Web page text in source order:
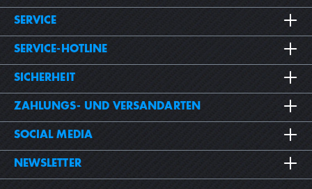
SERVICE
SERVICE-HOTLINE
SICHERHEIT
ZAHLUNGS- UND VERSANDARTEN
SOCIAL MEDIA
NEWSLETTER